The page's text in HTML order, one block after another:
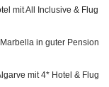
mit All Inclusive & Flug
in guter Pension
mit 4* Hotel & Flug